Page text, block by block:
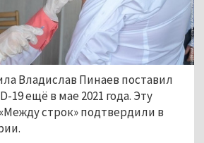
Владислав Пинаев поставил
19 ещё в мае 2021 года. Эту
строк» подтвердили в